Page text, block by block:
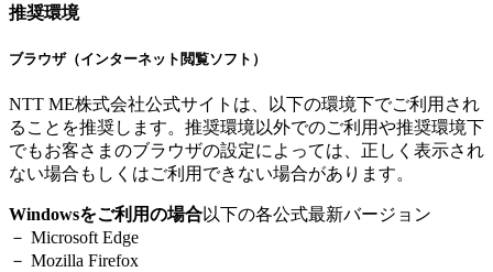
推奨環境
ブラウザ（インターネット閲覧ソフト）
NTT ME株式会社公式サイトは、以下の環境下でご利用され
ることを推奨します。推奨環境以外でのご利用や推奨環境下
でもお客さまのブラウザの設定によっては、正しく表示され
ない場合もしくはご利用できない場合があります。
Windowsをご利用の場合以下の各公式最新バージョン
－ Microsoft Edge
－ Mozilla Firefox